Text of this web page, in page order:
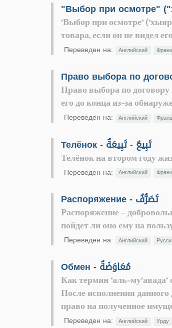
"Выбор при осмотре"
товара, если он не видел
Переведен на: Английский
Право выбора по договору
его до конца из-за
Переведен на: Английский
Телёнок - تَبِيعٌ - تَبِيعَةٌ
Телёнок на втором году
Переведен на: Английский
Распоряжение - تَصَرُّفٌ
Распоряжение –
пойдет ли оно ему на
Переведен на: Английский
Обмен - مُعَاوَضَةٌ
Как термин "аль-му"авада"
После исполнения
право на полученное
Переведен на: Английский Урду